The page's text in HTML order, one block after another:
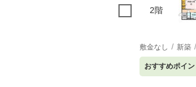
2階
敷金なし 新築
おすすめポイン